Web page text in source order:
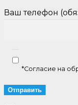
Ваш телефон
*Согласие на